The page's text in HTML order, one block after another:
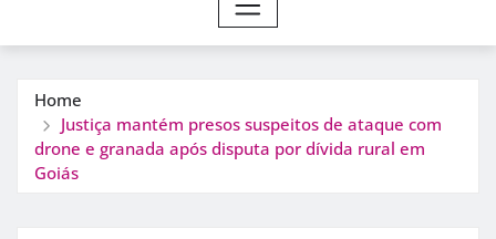
Home
Justiça mantém presos suspeitos de ataque com
drone e granada após disputa por dívida rural em
Goiás